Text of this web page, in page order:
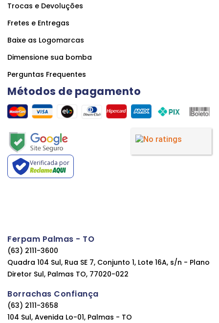
Trocas e Devoluções
Fretes e Entregas
Baixe as Logomarcas
Dimensione sua bomba
Perguntas Frequentes
Métodos de pagamento
Verificada por
Ferpam Palmas - TO
(63) 2111-3600
Quadra 104 Sul, Rua SE 7, Conjunto 1, Lote 16A, s/n - Plano
Diretor Sul, Palmas TO, 77020-022
Borrachas Confiança
(63) 2111-3658
104 Sul, Avenida Lo-01, Palmas - TO